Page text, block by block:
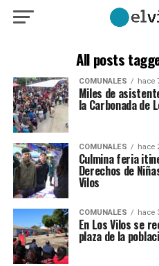
All posts
COMUNALES hace
Miles de
la Carbonada de
COMUNALES hace
Culmina feria
Derechos de
Vilos
COMUNALES hace
En Los Vilos se
plaza de la